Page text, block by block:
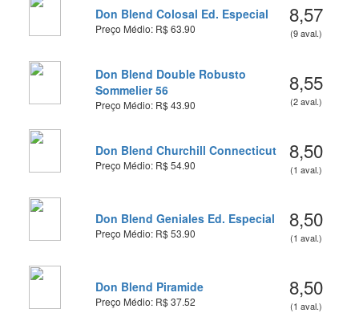
Don Blend Colosal Ed. Especial
Preço Médio: R$ 63.90
8,57
(9 aval.)
Don Blend Double Robusto
Sommelier 56
Preço Médio: R$ 43.90
8,55
(2 aval.)
Don Blend Churchill Connecticut
Preço Médio: R$ 54.90
8,50
(1 aval.)
Don Blend Geniales Ed. Especial
Preço Médio: R$ 53.90
8,50
(1 aval.)
Don Blend Piramide
Preço Médio: R$ 37.52
8,50
(1 aval.)